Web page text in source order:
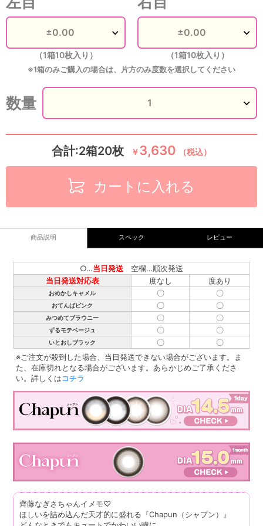
（1箱10枚入り） （1箱10枚入り）
※1箱のみご購入の場合は、片方のみ度数を選択してください
数量
合計:2箱20枚 ￥3,630 （税込）
カートに入れる
商品説明 スペック レビュー
○…当日発送 空欄…順次発送
当日発送対応表
度なし 度あり
おめかしキャメル 〇 〇
おてんばピンク 〇 〇
みつめてブラウニー 〇 〇
ずるモテベージュ 〇 〇
いとおしブラック 〇
〇
※ご注文が殺到した場合、当日発送できない場合がございます。ま
た、在庫切れとなる場合がございます。あらかじめご了承くださ
い。詳しくはコチラ
齊藤なぎさちゃんイメモ♡
ほしいを詰め込んだ天才的に盛れる『Chapun（シャプン）』